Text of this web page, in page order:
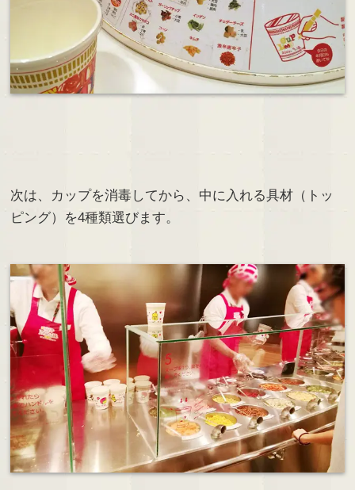
次は、カップを消毒してから、中に入れる具材（トッ
ピング）を4種類選びます。